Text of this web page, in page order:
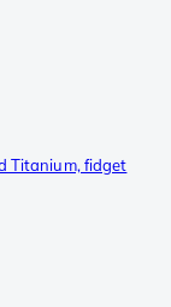
Titanium, fidget